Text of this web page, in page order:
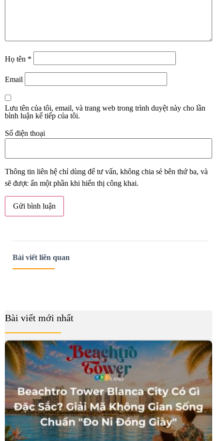
Họ tên *
Email
Lưu tên của tôi, email, và trang web trong trình duyệt này cho lần
bình luận kế tiếp của tôi.
Số điện thoại
Thông tin liên hệ chỉ dùng để tư vấn, không chia sẻ bên thứ ba, và
sẽ được ẩn một phần khi hiển thị công khai.
Bài viết liên quan
Bài viết mới nhất